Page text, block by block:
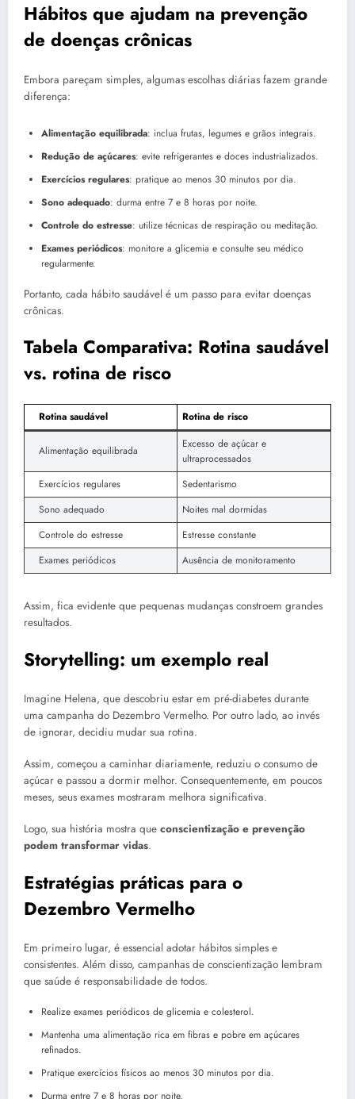
Hábitos que ajudam na prevenção
de doenças crônicas
Embora pareçam simples, algumas escolhas diárias fazem grande
diferença:
Alimentação equilibrada: inclua frutas, legumes e grãos integrais.
Redução de açúcares: evite refrigerantes e doces industrializados.
Exercícios regulares: pratique ao menos 30 minutos por dia.
Sono adequado: durma entre 7 e 8 horas por noite.
Controle do estresse: utilize técnicas de respiração ou meditação.
Exames periódicos: monitore a glicemia e consulte seu médico
regularmente.
Portanto, cada hábito saudável é um passo para evitar doenças
crônicas.
Tabela Comparativa: Rotina saudável
vs. rotina de risco
Rotina saudável Rotina de risco
Alimentação equilibrada
Excesso de açúcar e
ultraprocessados
Exercícios regulares
Sedentarismo
Sono adequado
Noites mal dormidas
Controle do estresse
Estresse constante
Exames periódicos
Ausência de monitoramento
Assim, fica evidente que pequenas mudanças constroem grandes
resultados.
Storytelling: um exemplo real
Imagine Helena, que descobriu estar em pré-diabetes durante
uma campanha do Dezembro Vermelho. Por outro lado, ao invés
de ignorar, decidiu mudar sua rotina.
Assim, começou a caminhar diariamente, reduziu o consumo de
açúcar e passou a dormir melhor. Consequentemente, em poucos
meses, seus exames mostraram melhora significativa.
Logo, sua história mostra que conscientização e prevenção
podem transformar vidas.
Estratégias práticas para o
Dezembro Vermelho
Em primeiro lugar, é essencial adotar hábitos simples e
consistentes. Além disso, campanhas de conscientização lembram
que saúde é responsabilidade de todos.
Realize exames periódicos de glicemia e colesterol.
Mantenha uma alimentação rica em fibras e pobre em açúcares
refinados.
Pratique exercícios físicos ao menos 30 minutos por dia.
Durma entre 7 e 8 horas por noite.